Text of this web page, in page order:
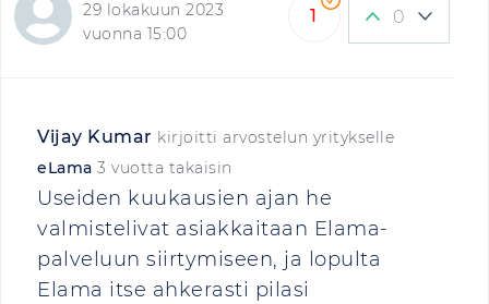
29 lokakuun 2023
vuonna 15:00
1 0
Vijay Kumar kirjoitti arvostelun yritykselle
eLama 3 vuotta takaisin
Useiden kuukausien ajan he
valmistelivat asiakkaitaan Elama-
palveluun siirtymiseen, ja lopulta
Elama itse ahkerasti pilasi